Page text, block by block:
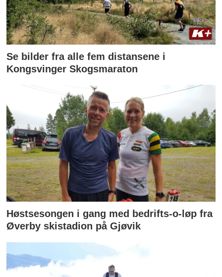
Se bilder fra alle fem distansene i
Kongsvinger Skogsmaraton
Høstsesongen i gang med bedrifts-o-løp fra
Øverby skistadion på Gjøvik